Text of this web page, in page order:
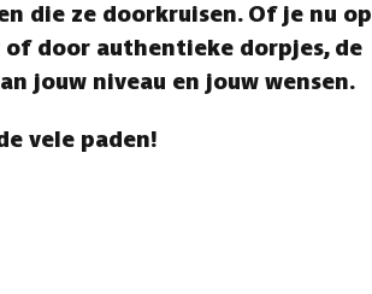
die ze doorkruisen. Of je nu op
door authentieke dorpjes, de
jouw niveau en jouw wensen.
vele paden!